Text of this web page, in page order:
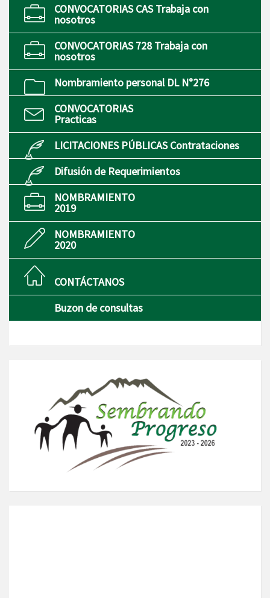
CONVOCATORIAS CAS Trabaja con
nosotros
CONVOCATORIAS 728 Trabaja con
nosotros
Nombramiento personal DL N°276
CONVOCATORIAS
Practicas
LICITACIONES PÚBLICAS Contrataciones
Difusión de Requerimientos
NOMBRAMIENTO
2019
NOMBRAMIENTO
2020
CONTÁCTANOS
Buzon de consultas